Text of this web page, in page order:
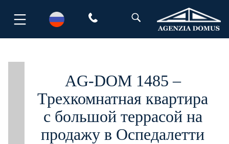
содержимому
AG-DOM 1485 –
Трехкомнатная квартира
с большой террасой на
продажу в Оспедалетти